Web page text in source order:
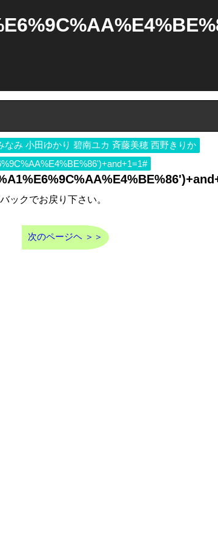
なみ 小田ゆかり 碧南ユカ 斉藤美穂 西野きりか
ックでお戻り下さい。
次のページヘ ＞＞